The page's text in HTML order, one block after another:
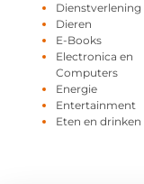
Dienstverlening
Dieren
E-Books
Electronica en
Computers
Energie
Entertainment
Eten en drinken